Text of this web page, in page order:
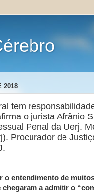
2018
tem
o jurista Afrânio
Penal da Uerj.
Procurador de
o entendimento de
a admitir o